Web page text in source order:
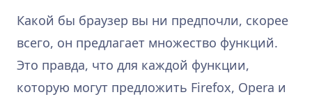
Какой бы браузер вы ни предпочли, скорее
всего, он предлагает множество функций.
Это правда, что для каждой функции,
которую могут предложить Firefox, Opera и